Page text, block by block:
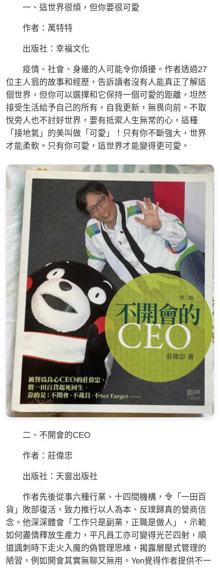
一、這世界很煩，但你要很可愛
作者：萬特特
出版社：幸福文化
疫情、社會、身邊的人可能令你煩擾。作者透過27
位主人翁的故事和經歷，告訴讀者沒有人能真正了解這
個世界，但你可以選擇和它保持一個可愛的距離，坦然
接受生活給予自己的所有，自我更新，無畏向前。不取
悅旁人也不討好世界，要有抵禦人生無常的心，這種
「接地氣」的美叫做「可愛」！只有你不斷強大，世界
才能柔軟。只有你可愛，這世界才能變得更可愛。
二、不開會的CEO
作者：莊偉忠
出版社：天窗出版社
作者先後從事六種行業、十四間機構，令「一田百
貨」敗部復活，致力推行以人為本、反璞歸真的營商信
念。他深深體會「工作只是副業，正職是做人」，示範
如何盡情釋放生產力，平凡員工亦可變得光芒四射，順
道諷刺時下走火入魔的偽管理思維，揭露層壓式管理的
陋習，例如開會其實無聊又無用。Yen覺得作者提供不一